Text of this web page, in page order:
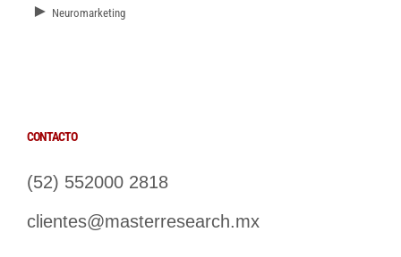
► Neuromarketing
CONTACTO
(52) 552000 2818
clientes@masterresearch.mx